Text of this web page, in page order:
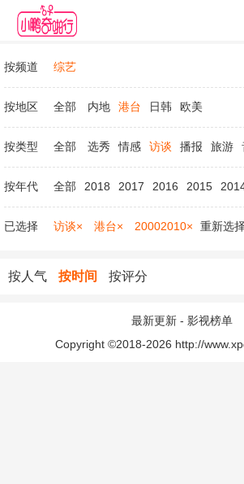
按频道 综艺
按地区 全部 内地 港台 日韩 欧美
按类型 全部 选秀 情感 访谈 播报 旅游
按年代 全部 2018 2017 2016 2015
已选择 访谈× 港台× 20002010× 重新选
按人气 按时间 按评分
最新更新- 影视榜单
Copyright ©2018-2026 http://